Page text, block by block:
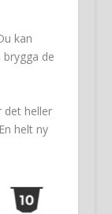
kan
brygga de
det heller
helt ny